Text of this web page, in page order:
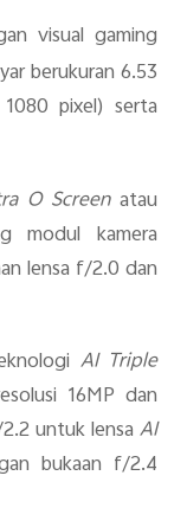
visual gaming
berukuran 6.53
pixel) serta
O Screenatau
modul kamera
lensa f/2.0 dan
AI Triple
16MP dan
untuk lensaAI
bukaan f/2.4